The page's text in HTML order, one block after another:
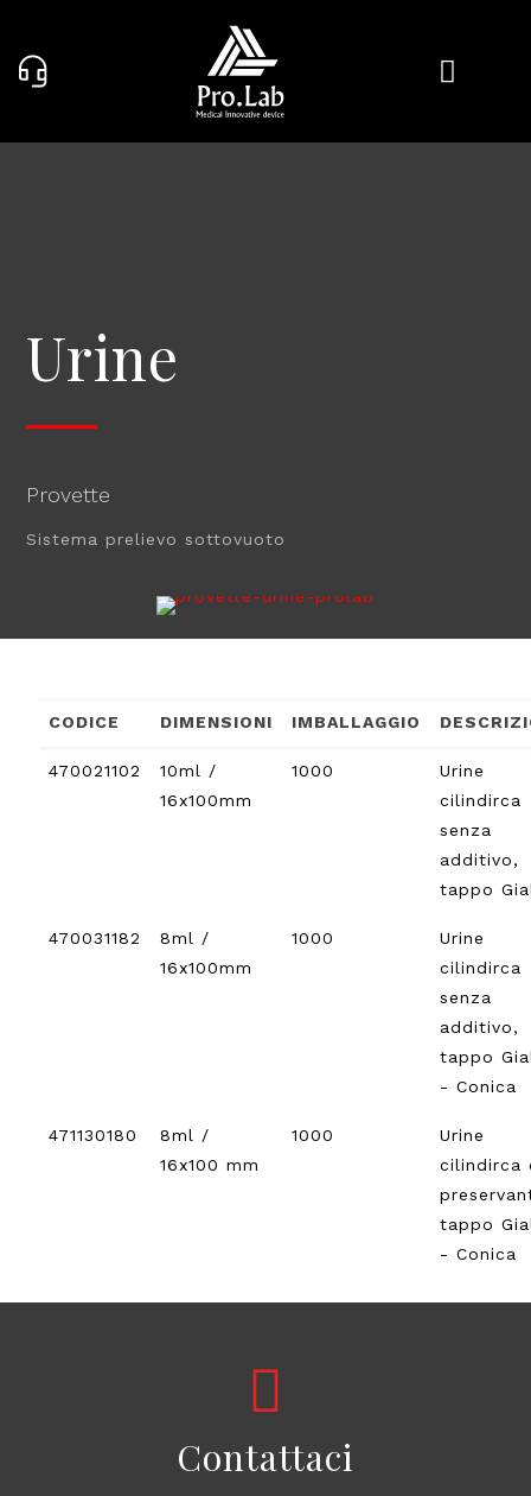
Urine
Provette
Sistema prelievo sottovuoto
CODICE DIMENSIONI IMBALLAGGIO
470021102
10ml /
16x100mm
1000
Urine
cilindirca
senza
additivo,
tappo
470031182
8ml /
16x100mm
1000
Urine
cilindirca
senza
additivo,
tappo
- Conica
471130180
8ml /
16x100 mm
1000
Urine
cilindirca
tappo
- Conica
Contattaci